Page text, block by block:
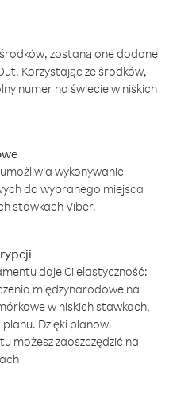
zostaną one dodane
Korzystając ze środków,
numer na świecie w niskich
wykonywanie
do wybranego miejsca
stawkach Viber.
daje Ci elastyczność:
międzynarodowe na
w niskich stawkach,
Dzięki planowi
możesz zaoszczędzić na